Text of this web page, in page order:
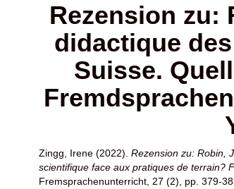
Rezension zu:
didactique
Suisse.
Zingg, Irene (2022). Rezension zu: Robin,
scientifique face aux pratiques de terrain?
Fremsprachenunterricht, 27 (2), pp. 379-